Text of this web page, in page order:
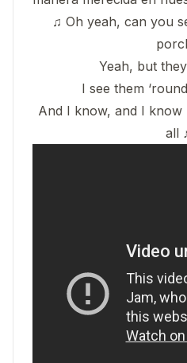
♫ Oh yeah, can you
Yeah, but
I see them
And I know, and I know
all